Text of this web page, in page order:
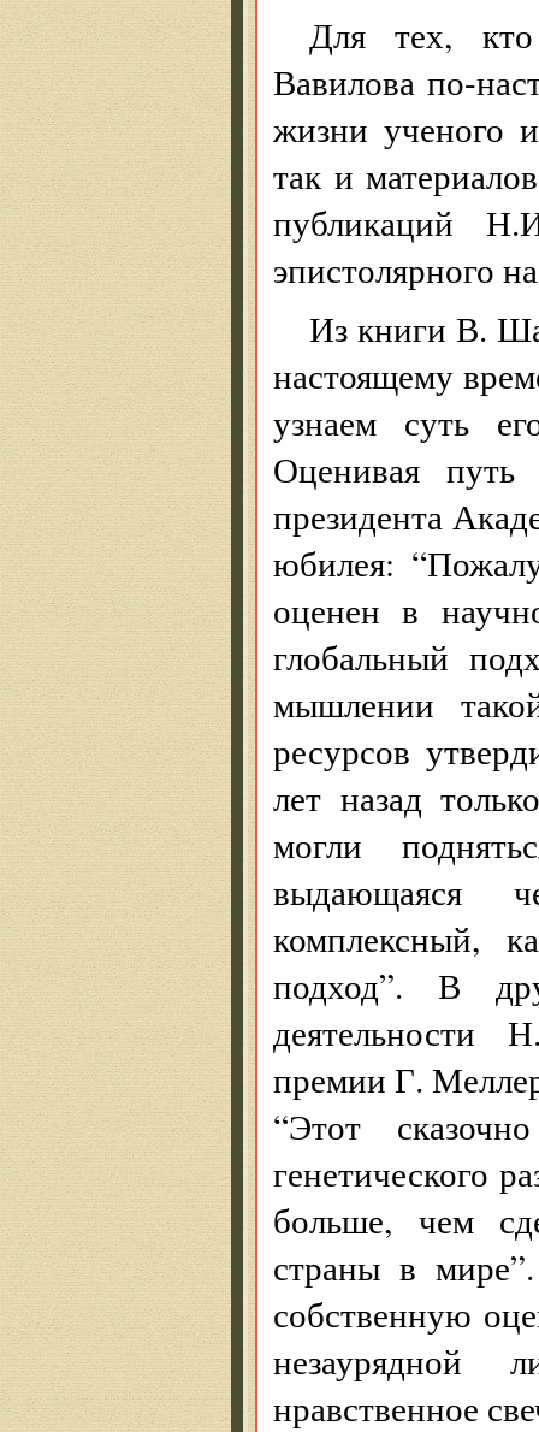
Для тех, кто
Вавилова по-
жизни ученого
так и
публикаций
эпистолярного
Из книги В.
настоящему
узнаем суть
Оценивая
президента
юбилея:
оценен в
глобальный
мышлении
ресурсов
лет назад
могли
выдающаяся
комплексный,
подход”. В
деятельности
премии Г.
“Этот
генетического
больше, чем
страны в
собственную
незаурядной
нравственное